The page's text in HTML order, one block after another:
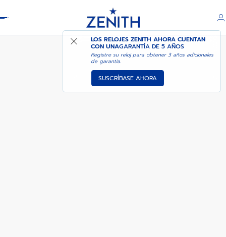
LOS RELOJES ZENITH AHORA CUENTAN
CON UNAGARANTÍA DE 5 AÑOS
Registre su reloj para obtener 3 años adicionales
de garantía.
SUSCRÍBASE AHORA
DEFY EXTREME DIVER